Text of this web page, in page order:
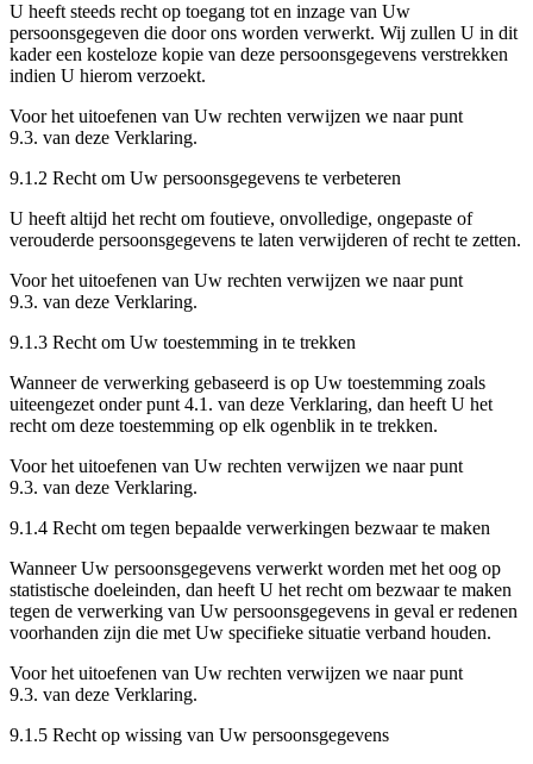
U heeft steeds recht op toegang tot en inzage van Uw
persoonsgegeven die door ons worden verwerkt. Wij zullen U in dit
kader een kosteloze kopie van deze persoonsgegevens verstrekken
indien U hierom verzoekt.
Voor het uitoefenen van Uw rechten verwijzen we naar punt
9.3. van deze Verklaring.
9.1.2 Recht om Uw persoonsgegevens te verbeteren
U heeft altijd het recht om foutieve, onvolledige, ongepaste of
verouderde persoonsgegevens te laten verwijderen of recht te zetten.
Voor het uitoefenen van Uw rechten verwijzen we naar punt
9.3. van deze Verklaring.
9.1.3 Recht om Uw toestemming in te trekken
Wanneer de verwerking gebaseerd is op Uw toestemming zoals
uiteengezet onder punt 4.1. van deze Verklaring, dan heeft U het
recht om deze toestemming op elk ogenblik in te trekken.
Voor het uitoefenen van Uw rechten verwijzen we naar punt
9.3. van deze Verklaring.
​​​​​​​9.1.4 Recht om tegen bepaalde verwerkingen bezwaar te maken
Wanneer Uw persoonsgegevens verwerkt worden met het oog op
statistische doeleinden, dan heeft U het recht om bezwaar te maken
tegen de verwerking van Uw persoonsgegevens in geval er redenen
voorhanden zijn die met Uw specifieke situatie verband houden.
Voor het uitoefenen van Uw rechten verwijzen we naar punt
9.3. van deze Verklaring.
​​​​​​​9.1.5 Recht op wissing van Uw persoonsgegevens